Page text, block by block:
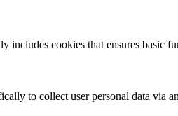
cookies that ensures basic
to collect user personal data via